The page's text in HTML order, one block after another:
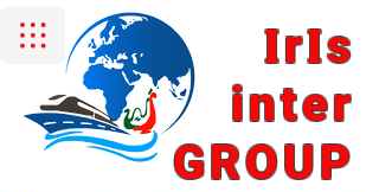
IrIs
inter
GROUP